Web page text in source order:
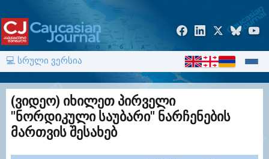
💻 სრული ვერსია
(ვიდეო) იხილეთ პირველი
"ნორდიკული საუბარი" ნარჩენების
მართვის შესახებ